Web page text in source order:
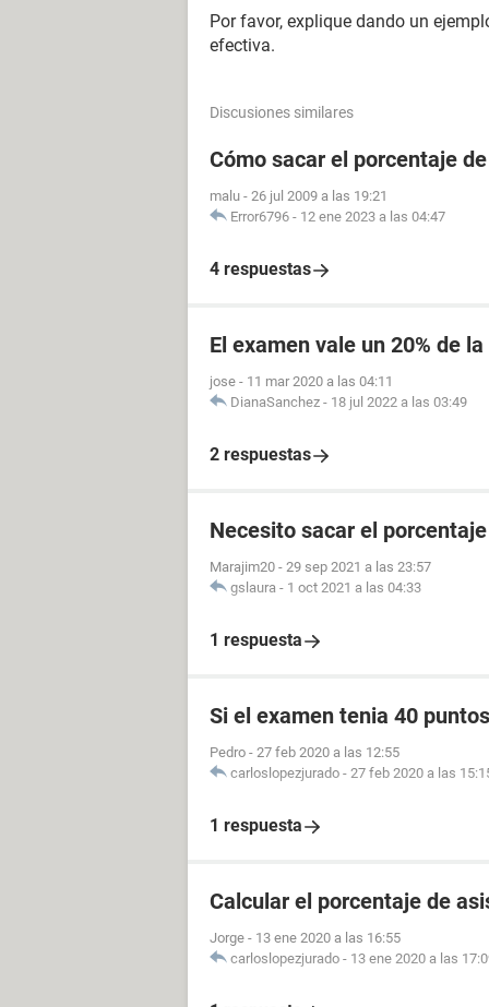
Por favor, explique dando un
efectiva.
Discusiones similares
Cómo sacar el porcentaje
malu - 26 jul 2009 a las 19:21
Error6796 - 12 ene 2023 a las 04:47
4 respuestas
El examen vale un 20% de
jose - 11 mar 2020 a las 04:11
DianaSanchez - 18 jul 2022 a las 03:49
2 respuestas
Necesito sacar el
Marajim20 - 29 sep 2021 a las 23:57
gslaura - 1 oct 2021 a las 04:33
1 respuesta
Si el examen tenia 40
Pedro - 27 feb 2020 a las 12:55
carloslopezjurado - 27 feb 2020 a las
1 respuesta
Calcular el porcentaje de
Jorge - 13 ene 2020 a las 16:55
carloslopezjurado - 13 ene 2020 a las